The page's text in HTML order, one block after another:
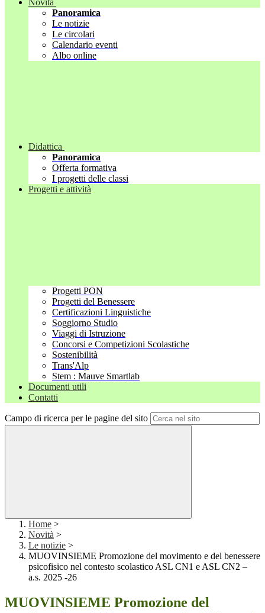
Novità
Panoramica
Le notizie
Le circolari
Calendario eventi
Albo online
Didattica
Panoramica
Offerta formativa
I progetti delle classi
Progetti e attività
Progetti PON
Progetti del Benessere
Certificazioni Linguistiche
Soggiorno Studio
Viaggi di Istruzione
Concorsi e Competizioni Scolastiche
Sostenibilità
Trans'Alp
Stem : Mauve Smartlab
Documenti utili
Contatti
Campo di ricerca per le pagine del sito
Home >
Novità >
Le notizie >
MUOVINSIEME Promozione del movimento e del benessere
psicofisico nel contesto scolastico ASL CN1 e ASL CN2 –
a.s. 2025 -26
MUOVINSIEME Promozione del